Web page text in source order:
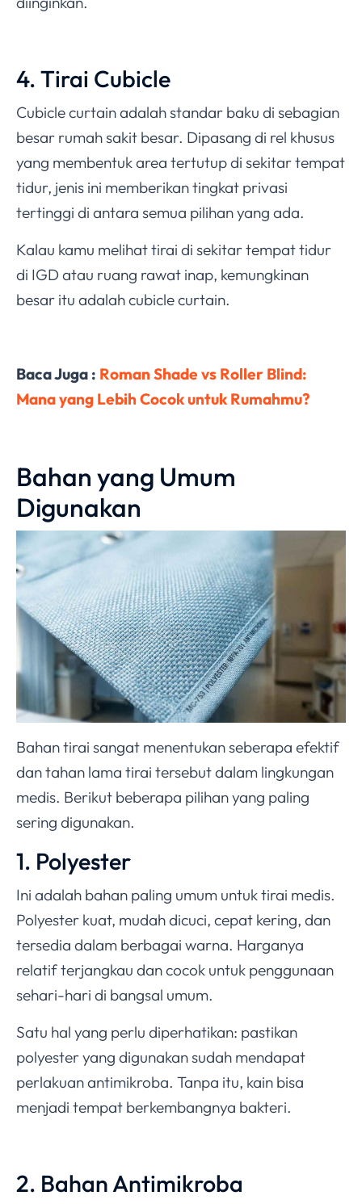
4. Tirai Cubicle
Cubicle curtain adalah standar baku di sebagian
besar rumah sakit besar. Dipasang di rel khusus
yang membentuk area tertutup di sekitar tempat
tidur, jenis ini memberikan tingkat privasi
tertinggi di antara semua pilihan yang ada.
Kalau kamu melihat tirai di sekitar tempat tidur
di IGD atau ruang rawat inap, kemungkinan
besar itu adalah cubicle curtain.
Baca Juga : Roman Shade vs Roller Blind:
Mana yang Lebih Cocok untuk Rumahmu?
Bahan yang Umum
Digunakan
Bahan tirai sangat menentukan seberapa efektif
dan tahan lama tirai tersebut dalam lingkungan
medis. Berikut beberapa pilihan yang paling
sering digunakan.
1. Polyester
Ini adalah bahan paling umum untuk tirai medis.
Polyester kuat, mudah dicuci, cepat kering, dan
tersedia dalam berbagai warna. Harganya
relatif terjangkau dan cocok untuk penggunaan
sehari-hari di bangsal umum.
Satu hal yang perlu diperhatikan: pastikan
polyester yang digunakan sudah mendapat
perlakuan antimikroba. Tanpa itu, kain bisa
menjadi tempat berkembangnya bakteri.
2. Bahan Antimikroba